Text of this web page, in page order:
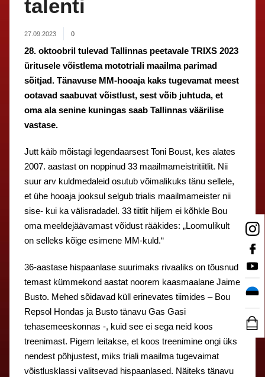
talenti
27.09.2023 0
28. oktoobril tulevad Tallinnas peetavale TRIXS 2023
üritusele võistlema mototriali maailma parimad
sõitjad. Tänavuse MM-hooaja kaks tugevamat meest
ootavad saabuvat võistlust, sest võib juhtuda, et
oma ala senine kuningas saab Tallinnas väärilise
vastase.
Jutt käib mõistagi legendaarsest Toni Boust, kes alates
2007. aastast on noppinud 33 maailmameistritiitlit. Nii
suur arv kuldmedaleid osutub võimalikuks tänu sellele,
et ühe hooaja jooksul selgub trialis maailmameister nii
sise- kui ka välisradadel. 33 tiitlit hiljem ei kõhkle Bou
oma meeldejäävamast võidust rääkides: „Loomulikult
on selleks kõige esimene MM-kuld.“
36-aastase hispaanlase suurimaks rivaaliks on tõusnud
temast kümmekond aastat noorem kaasmaalane Jaime
Busto. Mehed sõidavad küll erinevates tiimides – Bou
Repsol Hondas ja Busto tänavu Gas Gasi
tehasemeeskonnas -, kuid see ei sega neid koos
treenimast. Pigem leitakse, et koos treenimine ongi üks
nendest põhjustest, miks triali maailma tugevaimat
võistlusklassi valitsevad hispaanlased. Näiteks tänavu